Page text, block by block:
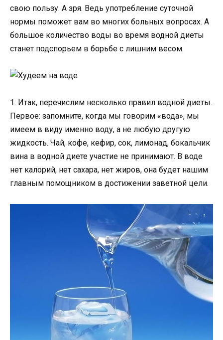
свою пользу. А зря. Ведь употребление суточной
нормы поможет вам во многих больных вопросах. А
большое количество воды во время водной диеты
станет подспорьем в борьбе с лишним весом.
1. Итак, перечислим несколько правил водной диеты.
Первое: запомните, когда мы говорим «вода», мы
имеем в виду именно воду, а не любую другую
жидкость. Чай, кофе, кефир, сок, лимонад, бокальчик
вина в водной диете участие не принимают. В воде
нет калорий, нет сахара, нет жиров, она будет нашим
главным помощником в достижении заветной цели.